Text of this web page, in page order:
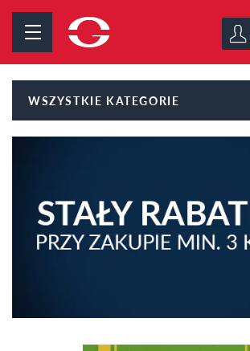
WSZYSTKIE KATEGORIE